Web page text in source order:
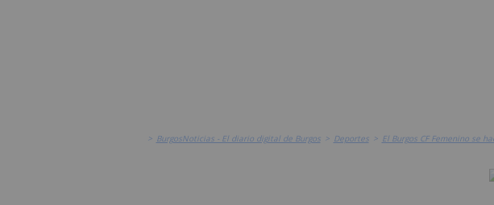
> BurgosNoticias - El diario digital de Burgos > Deportes > El Burgos CF Femenino se